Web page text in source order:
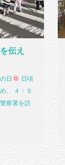
伝え
日
日頃
、 ４・５
察署を訪